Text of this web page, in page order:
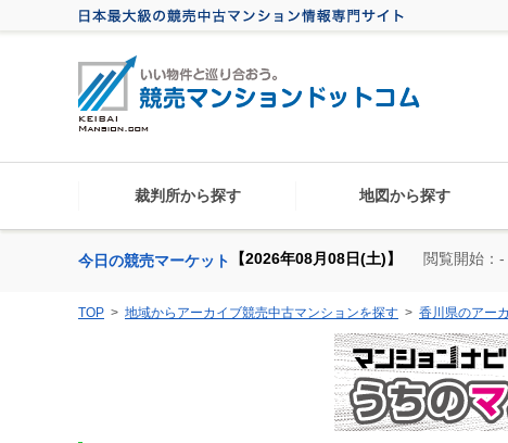
裁判所から探す 地図から探す
今日の競売マーケット 【2026年08月08日(土)】 閲覧開始：-
TOP 地域からアーカイブ競売中古マンションを探す 香川県のアー